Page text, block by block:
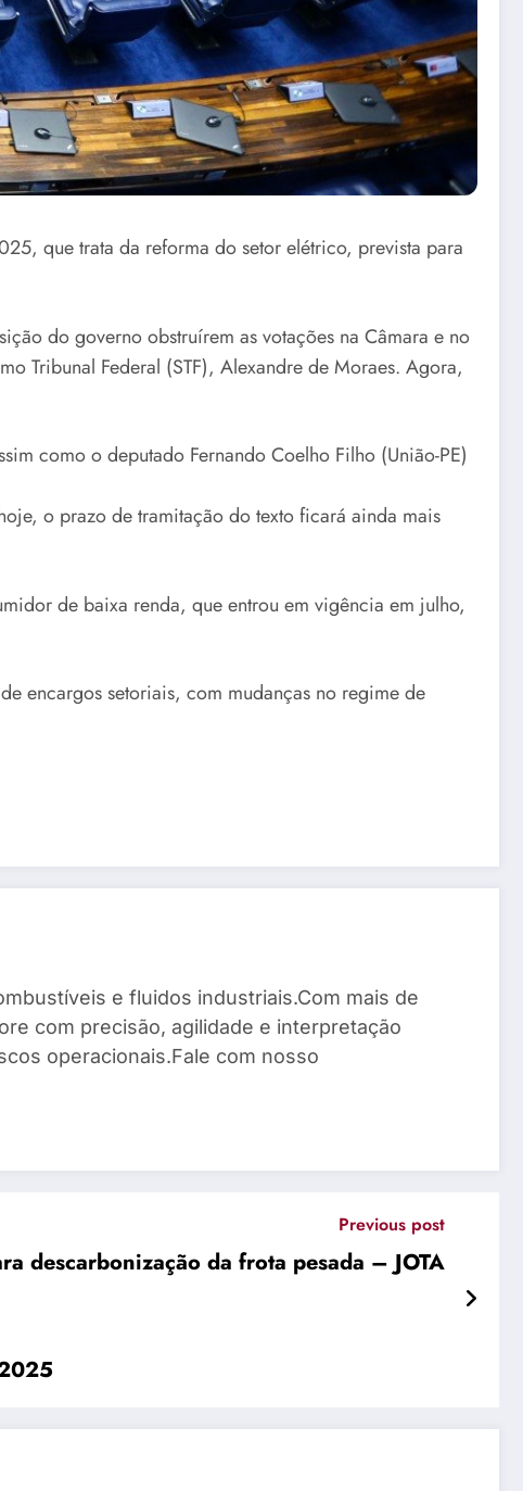
que trata da reforma do setor elétrico, prevista para
do governo obstruírem as votações na Câmara e no
Tribunal Federal (STF), Alexandre de Moraes. Agora,
como o deputado Fernando Coelho Filho (União-PE)
o prazo de tramitação do texto ficará ainda mais
de baixa renda, que entrou em vigência em julho,
encargos setoriais, com mudanças no regime de
e fluidos industriais.Com mais de
com precisão, agilidade e interpretação
operacionais.Fale com nosso
Previous post
descarbonização da frota pesada – JOTA